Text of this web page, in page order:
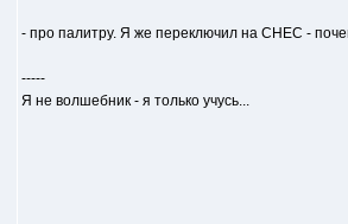
- про палитру. Я же переключил на СНЕС -
-----
Я не волшебник - я только учусь...